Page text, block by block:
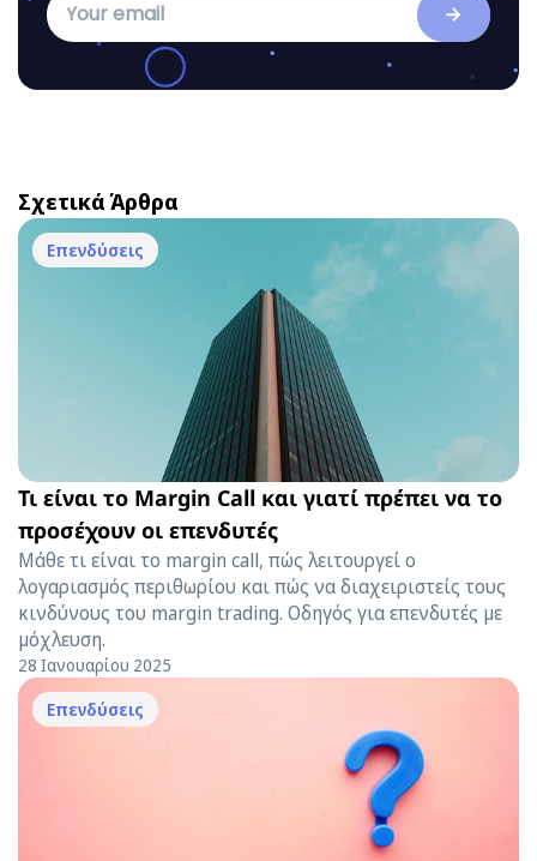
Σχετικά Άρθρα
Επενδύσεις
Τι είναι το Margin Call και γιατί πρέπει να το
προσέχουν οι επενδυτές
Μάθε τι είναι το margin call, πώς λειτουργεί ο
λογαριασμός περιθωρίου και πώς να διαχειριστείς τους
κινδύνους του margin trading. Οδηγός για επενδυτές με
μόχλευση.
28 Ιανουαρίου 2025
Επενδύσεις